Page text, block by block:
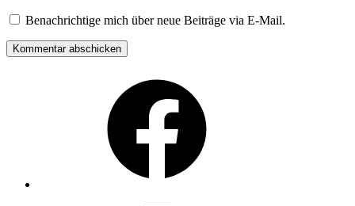
Benachrichtige mich über neue Beiträge via E-Mail.